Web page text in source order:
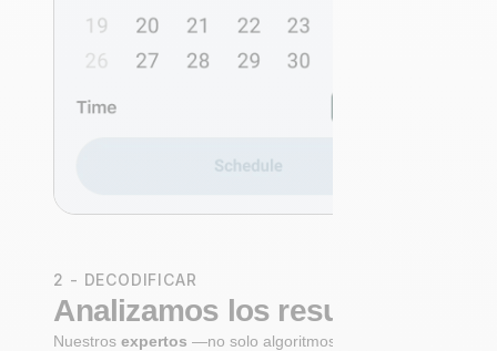
2 - DECODIFICAR
Analizamos los resultados
Nuestrosexpertos —no solo algoritmos— realizan un